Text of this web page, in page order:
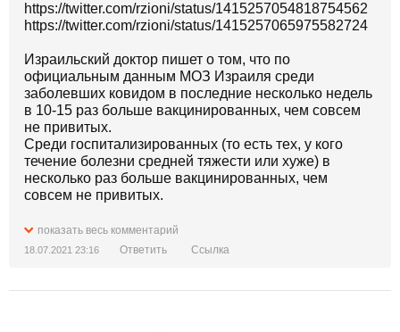
https://twitter.com/rzioni/status/1415257054818754562
https://twitter.com/rzioni/status/1415257065975582724
Израильский доктор пишет о том, что по
официальным данным МОЗ Израиля среди
заболевших ковидом в последние несколько недель
в 10-15 раз больше вакцинированных, чем совсем
не привитых.
Среди госпитализированных (то есть тех, у кого
течение болезни средней тяжести или хуже) в
несколько раз больше вакцинированных, чем
совсем не привитых.
Ссылки приведены, каждый может сам проверить
на оф. сайте МОЗ Израиля.
показать весь комментарий
18.07.2021 23:16 Ответить Ссылка